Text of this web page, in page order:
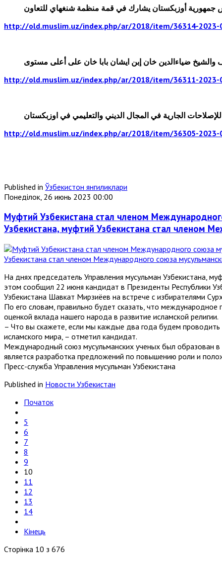
جمهورية أوزبكستان يشارك في قمة منظمة شنغهاي للتعاون
http://old.muslim.uz/index.php/ar/2018/item/36314-2023-
ضياءالدين خان إبن ايشان بابا خان على أعلى مستوى
http://old.muslim.uz/index.php/ar/2018/item/36311-2023-
http://old.muslim.uz/index.php/ar/2018/item/36305-2023-
Published in Ўзбекистон янгиликлари
Понеділок, 26 июнь 2023 00:00
Муфтий Узбекистана стал членом
Узбекистана, муфтий Узбекистана стал членом
На днях председатель Управления мусульман Узбекистана,
этом сообщил 22 июня кандидат в Президенты Республики
Узбекистана Шавкат Мирзиёев на встрече с избирателями
По его словам, правильно будет сказать, что
оценкой вклада нашего народа в развитие исламской религии.
– Что вы скажете, если мы каждые два года будем
исламского мира, – отметил кандидат.
Международный союз мусульманских ученых был образован
является разработка предложений по повышению роли и
Пресс-служба Управления мусульман Узбекистана
Published in Новости Узбекистан
Початок
5
6
7
8
9
10
11
12
13
14
Кінець
Сторінка 10 з 676